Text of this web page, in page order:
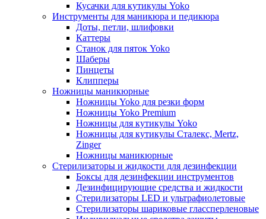
Кусачки для кутикулы Yoko
Инструменты для маникюра и педикюра
Доты, петли, шлифовки
Каттеры
Станок для пяток Yoko
Шаберы
Пинцеты
Клипперы
Ножницы маникюрные
Ножницы Yoko для резки форм
Ножницы Yoko Premium
Ножницы для кутикулы Yoko
Ножницы для кутикулы Сталекс, Mertz,
Zinger
Ножницы маникюрные
Стерилизаторы и жидкости для дезинфекции
Боксы для дезинфекции инструментов
Дезинфицирующие средства и жидкости
Стерилизаторы LED и ультрафиолетовые
Стерилизаторы шариковые глассперленовые